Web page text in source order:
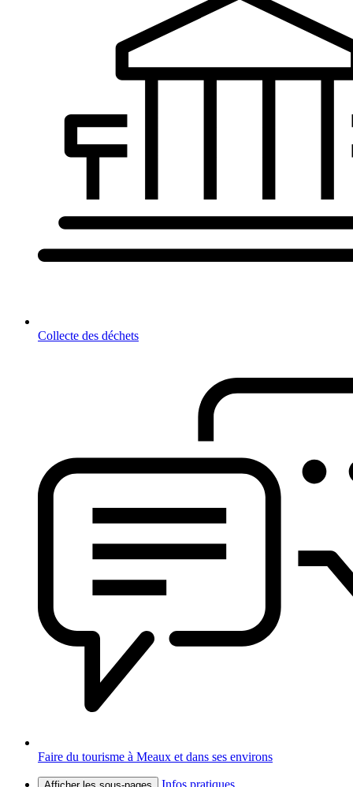
Collecte des déchets
Faire du tourisme à Meaux et dans ses environs
Infos pratiques